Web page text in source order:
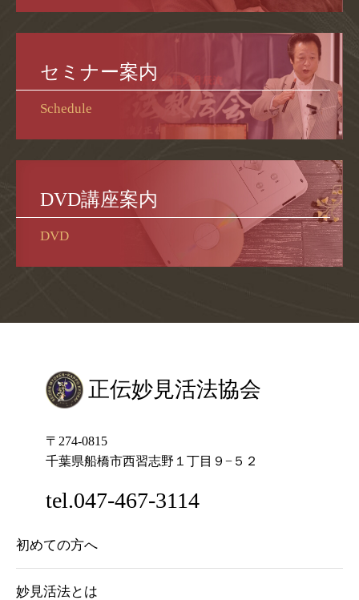
セミナー案内
Schedule
DVD講座案内
DVD
正伝妙見活法協会
〒274-0815
千葉県船橋市西習志野１丁目９−５２
tel.047-467-3114
初めての方へ
妙見活法とは